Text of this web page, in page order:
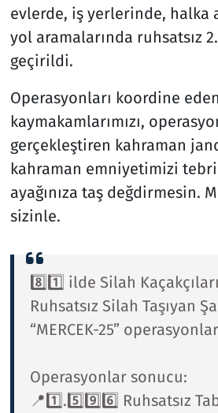
evlerde, iş yerlerinde, halka
yol aramalarında ruhsatsız
geçirildi.
Operasyonları koordine
kaymakamlarımızı,
gerçekleştiren kahraman
kahraman emniyetimizi
ayağınıza taş değdirmesin.
sizinle.
8️⃣1️⃣ ilde Silah
Ruhsatsız Silah Taşıyan
“MERCEK-25”
Operasyonlar sonucu:
📍1️⃣.5️⃣9️⃣6️⃣ Ruhsatsız